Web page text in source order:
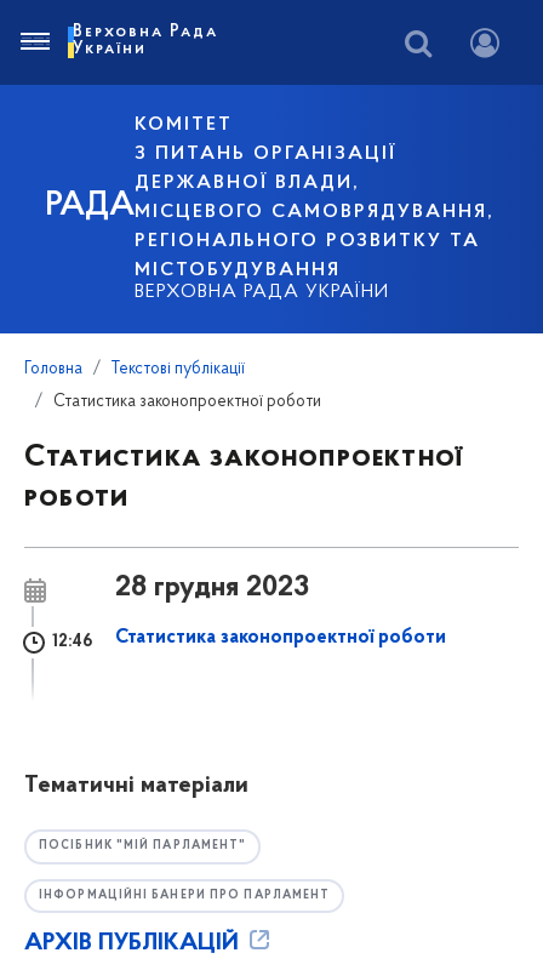
РАДА
КОМІТЕТ
З ПИТАНЬ ОРГАНІЗАЦІЇ
ДЕРЖАВНОЇ ВЛАДИ,
МІСЦЕВОГО САМОВРЯДУВАННЯ,
РЕГІОНАЛЬНОГО РОЗВИТКУ ТА
МІСТОБУДУВАННЯ
ВЕРХОВНА РАДА УКРАЇНИ
Верховна Рада
України
Головна
Текстові публікації
Статистика законопроектної роботи
Статистика законопроектної
роботи
28 грудня 2023
12:46 Статистика законопроектної роботи
Тематичні матеріали
ПОСІБНИК "МІЙ ПАРЛАМЕНТ"
ІНФОРМАЦІЙНІ БАНЕРИ ПРО ПАРЛАМЕНТ
АРХІВ ПУБЛІКАЦІЙ